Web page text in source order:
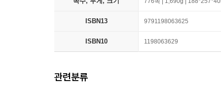
ISBN13 9791198063625
ISBN10 1198063629
관련분류